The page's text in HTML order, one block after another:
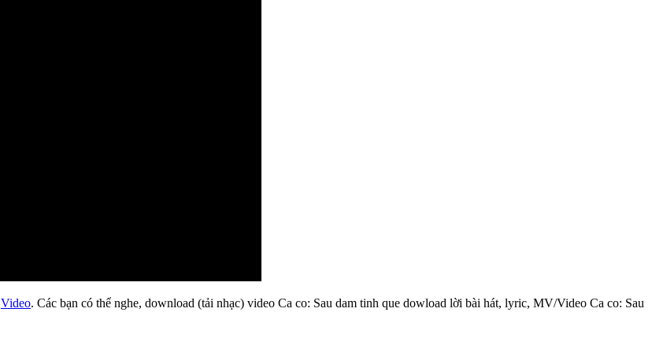
Video. Các bạn có thể nghe, download (tải nhạc) video Ca co: Sau dam tinh que dowload lời bài hát, lyric, MV/Video Ca co: Sau